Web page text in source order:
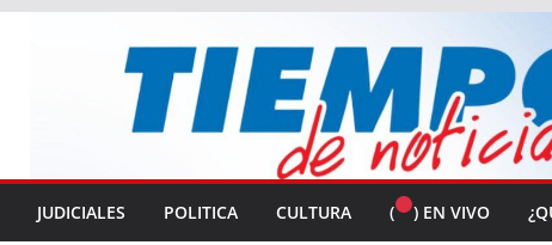
JUDICIALES POLITICA CULTURA ( ) EN VIVO